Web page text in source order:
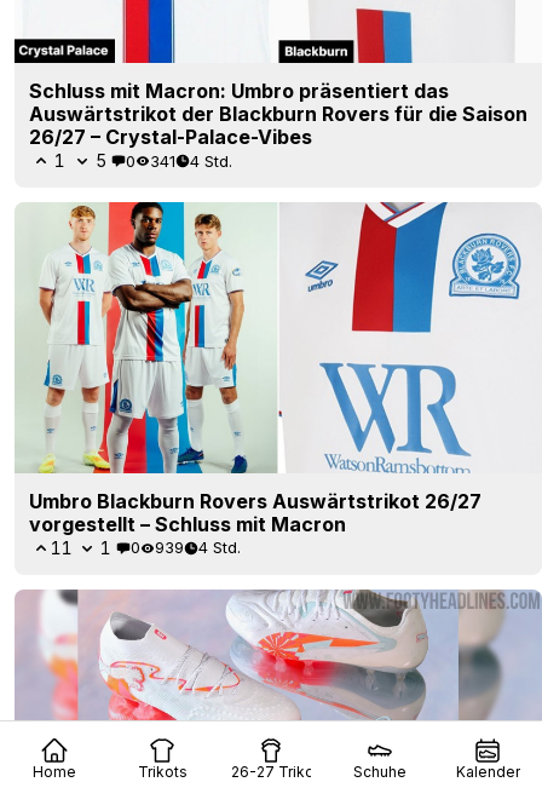
Home Trikots 26-27 Trikots Schuhe Kalender
Schluss mit Macron: Umbro präsentiert das
Auswärtstrikot der Blackburn Rovers für die Saison
26/27 – Crystal-Palace-Vibes
1 5 0 341 4 Std.
Umbro Blackburn Rovers Auswärtstrikot 26/27
vorgestellt – Schluss mit Macron
11 1 0 939 4 Std.